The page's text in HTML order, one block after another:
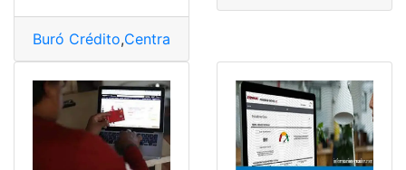
Buró Crédito,Central de Riesgos